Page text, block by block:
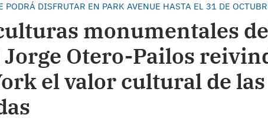
PODRÁ DISFRUTAR EN PARK AVENUE HASTA EL 31 DE
monumentales
Otero-Pailos
el valor cultural de las